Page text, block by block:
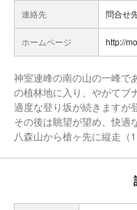
連絡先 問合せ
ホームページ http://
神室連峰の南の山の一峰で
の植林地に入り、やがてブ
適度な登り坂が続きますが
その後は眺望が望め、快適
八森山から槍ヶ先に縦走（